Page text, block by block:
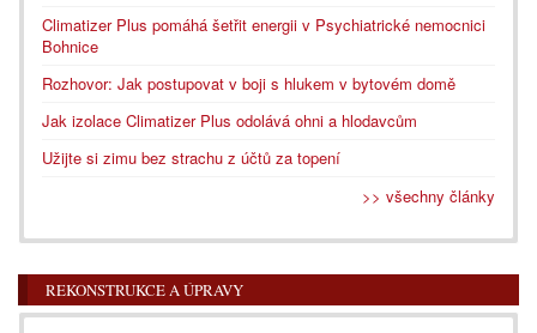
Climatizer Plus pomáhá šetřit energii v Psychiatrické nemocnici
Bohnice
Rozhovor: Jak postupovat v boji s hlukem v bytovém domě
Jak izolace Climatizer Plus odolává ohni a hlodavcům
Užijte si zimu bez strachu z účtů za topení
>> všechny články
REKONSTRUKCE A ÚPRAVY